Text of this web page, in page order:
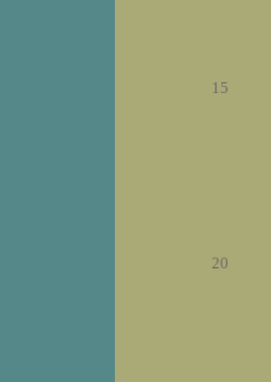
15
20